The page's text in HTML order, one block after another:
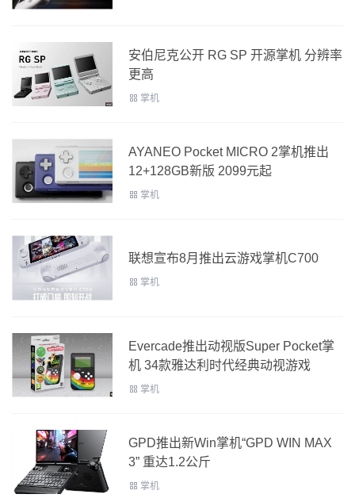
安伯尼克公开 RG SP 开源掌机 分辨率
更高
掌机
AYANEO Pocket MICRO 2掌机推出
12+128GB新版 2099元起
掌机
联想宣布8月推出云游戏掌机C700
掌机
Evercade推出动视版Super Pocket掌
机 34款雅达利时代经典动视游戏
掌机
GPD推出新Win掌机“GPD WIN MAX
3” 重达1.2公斤
掌机